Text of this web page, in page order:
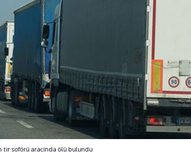
tir soförü aracinda ölü bulundu